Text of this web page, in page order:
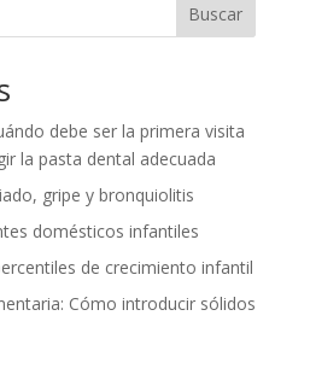
Buscar
debe ser la primera visita
la pasta dental adecuada
gripe y bronquiolitis
domésticos infantiles
de crecimiento infantil
Cómo introducir sólidos